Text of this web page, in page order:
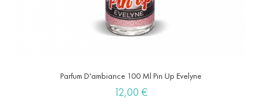
Parfum D'ambiance 100 Ml Pin Up Evelyne
Prix
12,00 €